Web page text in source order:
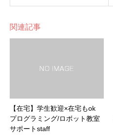
関連記事
【在宅】学生歓迎×在宅もok
プログラミング/ロボット教室
サポートstaff